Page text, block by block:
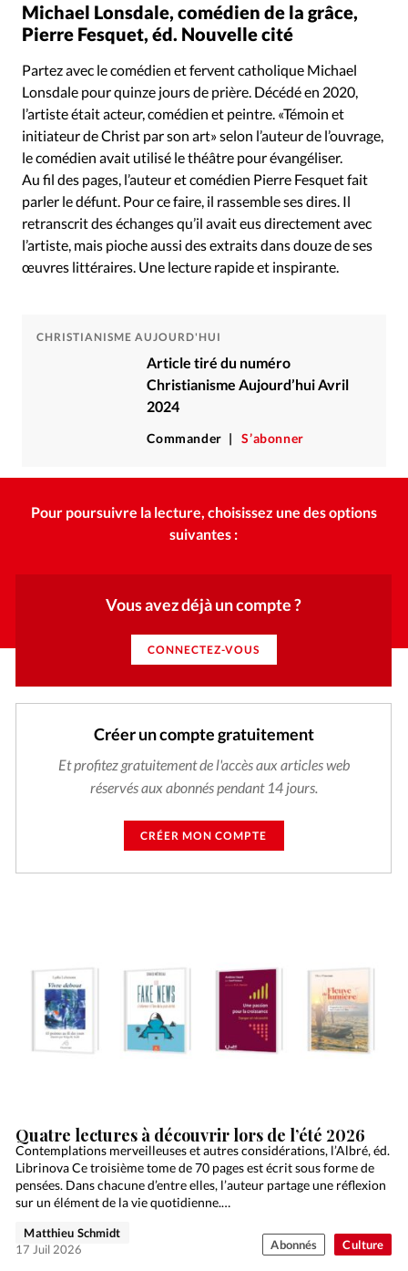
Michael Lonsdale, comédien de la grâce,
Pierre Fesquet, éd. Nouvelle cité
Partez avec le comédien et fervent catholique Michael
Lonsdale pour quinze jours de prière. Décédé en 2020,
l’artiste était acteur, comédien et peintre. «Témoin et
initiateur de Christ par son art» selon l’auteur de l’ouvrage,
le comédien avait utilisé le théâtre pour évangéliser.
Au fil des pages, l’auteur et comédien Pierre Fesquet fait
parler le défunt. Pour ce faire, il rassemble ses dires. Il
retranscrit des échanges qu’il avait eus directement avec
l’artiste, mais pioche aussi des extraits dans douze de ses
œuvres littéraires. Une lecture rapide et inspirante.
CHRISTIANISME AUJOURD'HUI
Article tiré du numéro
Christianisme Aujourd’hui Avril
2024
Commander S’abonner
Pour poursuivre la lecture, choisissez une des options
suivantes :
Vous avez déjà un compte ?
CONNECTEZ-VOUS
Créer un compte gratuitement
Et profitez gratuitement de l'accès aux articles web
réservés aux abonnés pendant 14 jours.
CRÉER MON COMPTE
Culture
Quatre lectures à découvrir lors de l’été 2026
Contemplations merveilleuses et autres considérations, l’Albré, éd.
Librinova Ce troisième tome de 70 pages est écrit sous forme de
pensées. Dans chacune d’entre elles, l’auteur partage une réflexion
sur un élément de la vie quotidienne.…
Matthieu Schmidt
17 Juil 2026
Abonnés